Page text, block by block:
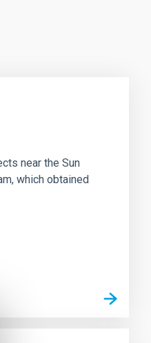
near the Sun
which obtained